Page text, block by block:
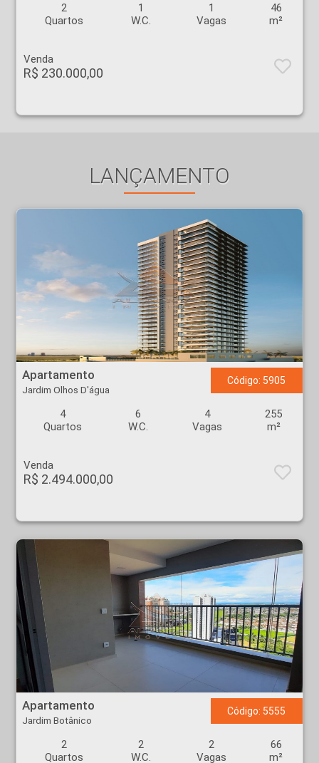
2
Quartos
1
W.C.
1
Vagas
46
m²
Venda
R$ 230.000,00
LANÇAMENTO
Apartamento - Jardim Olhos D'água - Ribeirão Preto
Apartamento
Jardim Olhos D'água
Código: 5905
4
Quartos
6
W.C.
4
Vagas
255
m²
Venda
R$ 2.494.000,00
Apartamento - Jardim Botânico - Ribeirão Preto
Apartamento
Jardim Botânico
Código: 5555
2
Quartos
2
W.C.
2
Vagas
66
m²